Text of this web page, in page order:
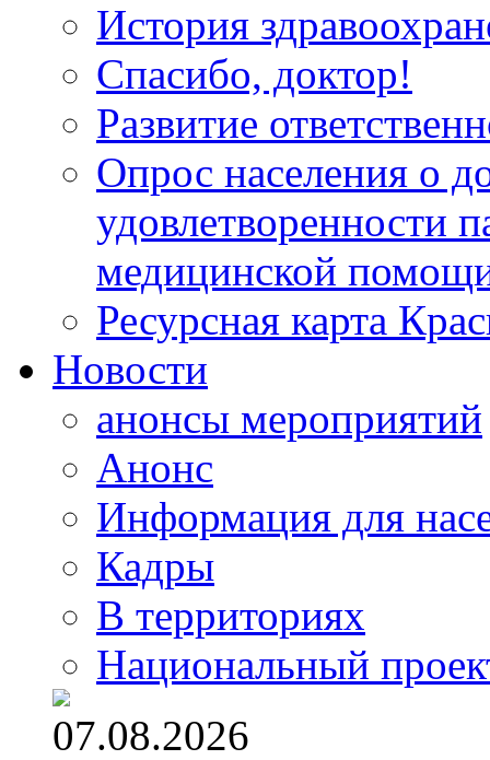
История
Спасибо, доктор!
Развитие
Опрос населения о
удовлетворенности
медицинской
Ресурсная карта
Новости
анонсы мероприятий
Анонс
Информация для
Кадры
В территориях
Национальный
07.08.2026